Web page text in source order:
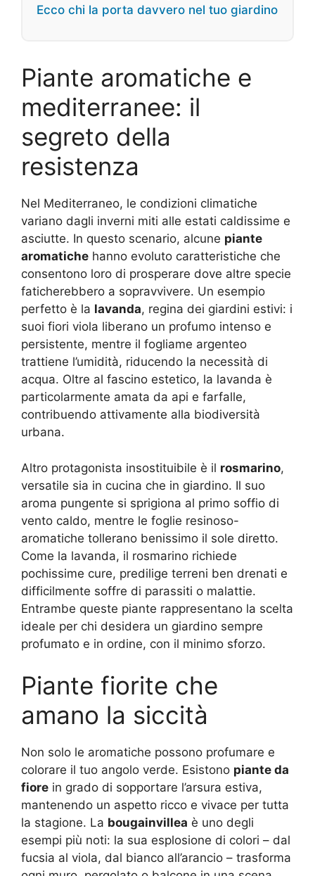
Ecco chi la porta davvero nel tuo giardino
Piante aromatiche e
mediterranee: il
segreto della
resistenza
Nel Mediterraneo, le condizioni climatiche
variano dagli inverni miti alle estati caldissime e
asciutte. In questo scenario, alcune piante
aromatiche hanno evoluto caratteristiche che
consentono loro di prosperare dove altre specie
faticherebbero a sopravvivere. Un esempio
perfetto è la lavanda, regina dei giardini estivi: i
suoi fiori viola liberano un profumo intenso e
persistente, mentre il fogliame argenteo
trattiene l’umidità, riducendo la necessità di
acqua. Oltre al fascino estetico, la lavanda è
particolarmente amata da api e farfalle,
contribuendo attivamente alla biodiversità
urbana.
Altro protagonista insostituibile è il rosmarino,
versatile sia in cucina che in giardino. Il suo
aroma pungente si sprigiona al primo soffio di
vento caldo, mentre le foglie resinoso-
aromatiche tollerano benissimo il sole diretto.
Come la lavanda, il rosmarino richiede
pochissime cure, predilige terreni ben drenati e
difficilmente soffre di parassiti o malattie.
Entrambe queste piante rappresentano la scelta
ideale per chi desidera un giardino sempre
profumato e in ordine, con il minimo sforzo.
Piante fiorite che
amano la siccità
Non solo le aromatiche possono profumare e
colorare il tuo angolo verde. Esistono piante da
fiore in grado di sopportare l’arsura estiva,
mantenendo un aspetto ricco e vivace per tutta
la stagione. La bougainvillea è uno degli
esempi più noti: la sua esplosione di colori – dal
fucsia al viola, dal bianco all’arancio – trasforma